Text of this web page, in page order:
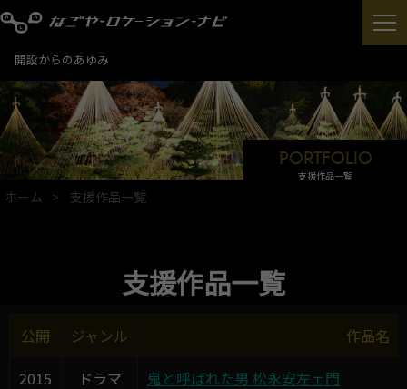
開設からのあゆみ
PORTFOLIO
支援作品一覧
ホーム 支援作品一覧
支援作品一覧
公開 ジャンル
作品名
2015
ドラマ
鬼と呼ばれた男 松永安左ェ門